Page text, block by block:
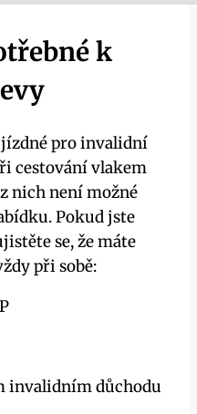
k
jízdné pro invalidní
cestování vlakem
nich není možné
Pokud jste
se, že máte
při sobě:
invalidním důchodu